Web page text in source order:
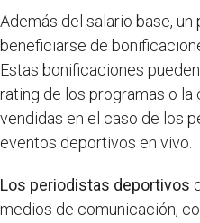
Además del salario base,
beneficiarse de
Estas bonificaciones
rating de los programas o la
vendidas en el caso de los
eventos deportivos en vivo.
Los periodistas deportivos
medios de comunicación,